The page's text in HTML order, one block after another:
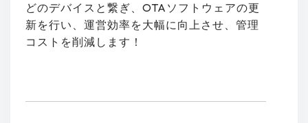
どのデバイスと繋ぎ、OTAソフトウェアの更
新を行い、運営効率を大幅に向上させ、管理
コストを削減します！